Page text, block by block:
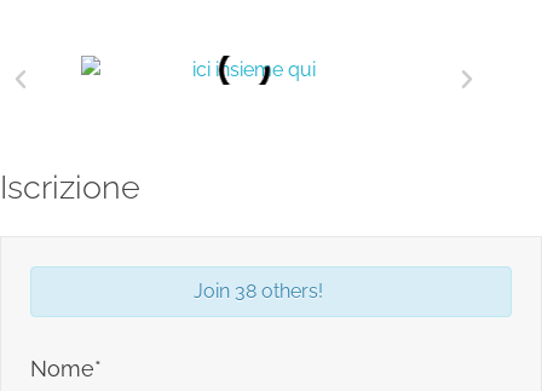
Iscrizione
Join 38 others!
Nome*